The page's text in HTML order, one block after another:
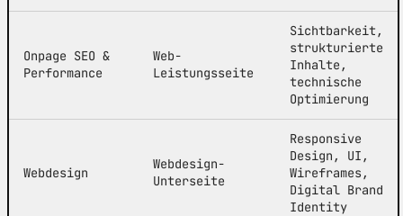
Onpage SEO &
Performance
Web-
Leistungsseite
Sichtbarkeit,
strukturierte
Inhalte,
technische
Optimierung
Webdesign
Webdesign-
Unterseite
Responsive
Design, UI,
Wireframes,
Digital Brand
Identity